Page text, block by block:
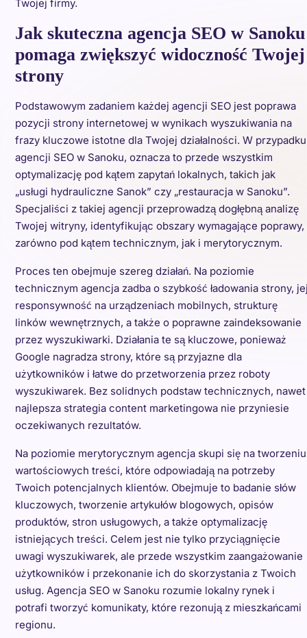
Twojej firmy.
Jak skuteczna agencja SEO w Sanoku
pomaga zwiększyć widoczność Twojej
strony
Podstawowym zadaniem każdej agencji SEO jest poprawa
pozycji strony internetowej w wynikach wyszukiwania na
frazy kluczowe istotne dla Twojej działalności. W przypadku
agencji SEO w Sanoku, oznacza to przede wszystkim
optymalizację pod kątem zapytań lokalnych, takich jak
„usługi hydrauliczne Sanok” czy „restauracja w Sanoku”.
Specjaliści z takiej agencji przeprowadzą dogłębną analizę
Twojej witryny, identyfikując obszary wymagające poprawy,
zarówno pod kątem technicznym, jak i merytorycznym.
Proces ten obejmuje szereg działań. Na poziomie
technicznym agencja zadba o szybkość ładowania strony,
responsywność na urządzeniach mobilnych, strukturę
linków wewnętrznych, a także o poprawne zaindeksowanie
przez wyszukiwarki. Działania te są kluczowe, ponieważ
Google nagradza strony, które są przyjazne dla
użytkowników i łatwe do przetworzenia przez roboty
wyszukiwarek. Bez solidnych podstaw technicznych, nawet
najlepsza strategia content marketingowa nie przyniesie
oczekiwanych rezultatów.
Na poziomie merytorycznym agencja skupi się na tworzeniu
wartościowych treści, które odpowiadają na potrzeby
Twoich potencjalnych klientów. Obejmuje to badanie słów
kluczowych, tworzenie artykułów blogowych, opisów
produktów, stron usługowych, a także optymalizację
istniejących treści. Celem jest nie tylko przyciągnięcie
uwagi wyszukiwarek, ale przede wszystkim zaangażowanie
użytkowników i przekonanie ich do skorzystania z Twoich
usług. Agencja SEO w Sanoku rozumie lokalny rynek i
potrafi tworzyć komunikaty, które rezonują z mieszkańcami
regionu.